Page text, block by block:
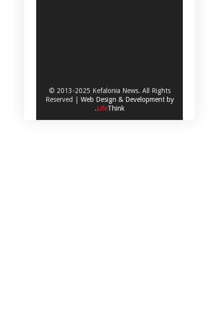
© 2013-2025 Kefalonia News. All Rights
Reserved | Web Design & Development by
.LifeThink